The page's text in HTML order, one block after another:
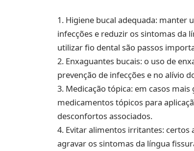
1. Higiene bucal adequada: manter
infecções e reduzir os sintomas da
utilizar fio dental são passos
2. Enxaguantes bucais: o uso de
prevenção de infecções e no alívio
3. Medicação tópica: em casos
medicamentos tópicos para
desconfortos associados.
4. Evitar alimentos irritantes: certos
agravar os sintomas da língua